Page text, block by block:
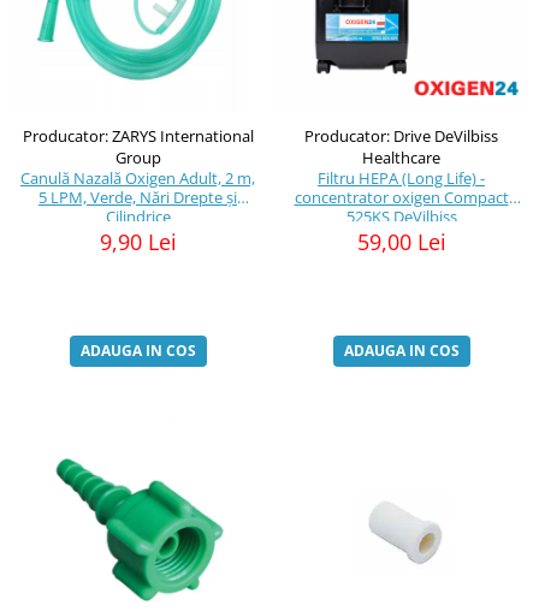
Producator: ZARYS International
Group
Canulă Nazală Oxigen Adult, 2 m,
5 LPM, Verde, Nări Drepte și
Cilindrice
9,90 Lei
ADAUGA IN COS
Producator: Drive DeVilbiss
Healthcare
Filtru HEPA (Long Life) -
concentrator oxigen Compact
525KS DeVilbiss
59,00 Lei
ADAUGA IN COS